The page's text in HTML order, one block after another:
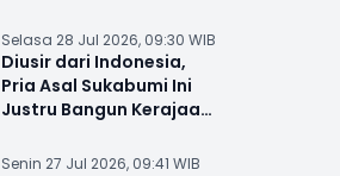
Selasa 28 Jul 2026, 09:30 WIB
Diusir dari Indonesia,
Pria Asal Sukabumi Ini
Justru Bangun Kerajaan
Senin 27 Jul 2026, 09:41 WIB